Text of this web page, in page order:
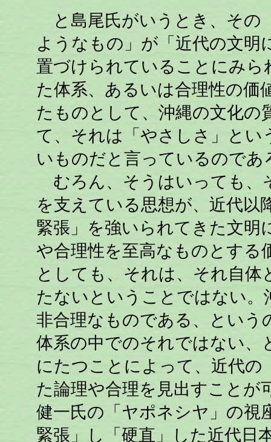
と島尾氏がいうとき、その
ようなもの」が「近代の文
置づけられていることにみら
た体系、あるいは合理性の価
たものとして、沖縄の文化
て、それは「やさしさ」と
いものだと言っているのであ
むろん、そうはいっても、
を支えている思想が、近代以
緊張」を強いられてきた文明
や合理性を至高なものとする
としても、それは、それ自
たないということではない。
非合理なものである、という
体系の中でのそれではない、
にたつことによって、近代の
た論理や合理を見出すことが
健一氏の「ヤポネシヤ」の視
緊張」し「硬直」した近代日